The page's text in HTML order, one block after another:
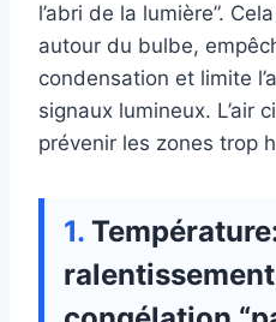
l’abri de la lumière”.
autour du bulbe,
condensation et limite
signaux lumineux. L’air
prévenir les zones trop